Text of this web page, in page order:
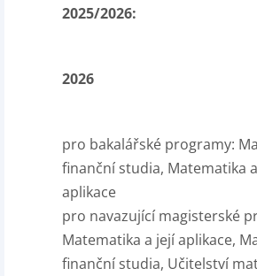
2025/2026:
24.
2026
pro bakalářské programy:
finanční studia, Matematika
aplikace
pro navazující magisterské
Matematika a její aplikace,
finanční studia, Učitelství